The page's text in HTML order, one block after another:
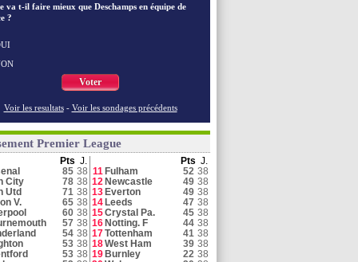
Utd: Bayindir signe au Celta (officiel)
City
Utd
Voir toutes les brèves
va t-il faire mieux que Deschamps en équipe de
?
Voter
Voir les resultats - Voir les sondages précédents
Premier League
Pts J. Pts J.
85 38 11 Fulham 52 38
City
78 38 12 Newcastle 49 38
Utd
71 38 13 Everton 49 38
V.
65 38 14 Leeds 47 38
60 38 15Crystal Pa. 45 38
57 38 16 Notting. F 44 38
54 38 17Tottenham 41 38
53 38 18West Ham 39 38
53 38 19 Burnley 22 38